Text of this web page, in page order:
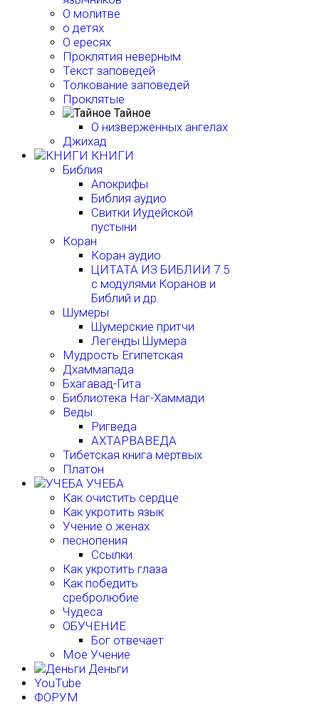
О молитве
о детях
О ересях
Проклятия неверным
Текст заповедей
Толкование заповедей
Проклятые
Тайное
О низверженных ангелах
Джихад
КНИГИ
Библия
Апокрифы
Библия аудио
Свитки Иудейской
пустыни
Коран
Коран аудио
ЦИТАТА ИЗ БИБЛИИ 7.5
с модулями Коранов и
Библий и др.
Шумеры
Шумерские притчи
Легенды Шумера
Мудрость Египетская
Дхаммапада
Бхагавад-Гита
Библиотека Наг-Хаммади
Веды
Ригведа
АХТАРВАВЕДА
Тибетская книга мертвых
Платон
УЧЕБА
Как очистить сердце
Как укротить язык
Учение о женах
песнопения
Ссылки
Как укротить глаза
Как победить
сребролюбие
Чудеса
ОБУЧЕНИЕ
Бог отвечает
Мое Учение
Деньги
YouTube
ФОРУМ